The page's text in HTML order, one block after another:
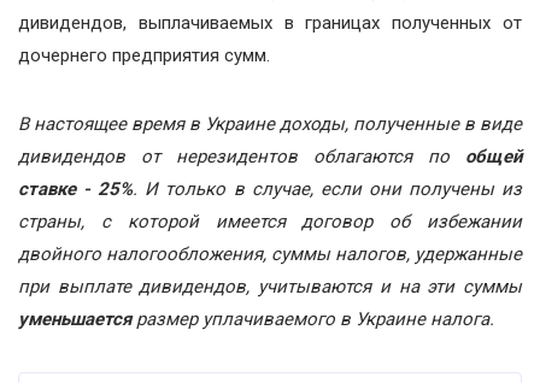
дивидендов, выплачиваемых в границах полученных от
дочернего предприятия сумм.
В настоящее время в Украине доходы, полученные в виде
дивидендов от нерезидентов облагаются по общей
ставке - 25%. И только в случае, если они получены из
страны, с которой имеется договор об избежании
двойного налогообложения, суммы налогов, удержанные
при выплате дивидендов, учитываются и на эти суммы
уменьшаетсяразмер уплачиваемого в Украине налога.